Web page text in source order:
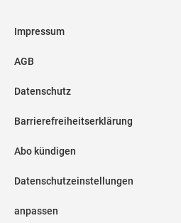
Impressum
AGB
Datenschutz
Barrierefreiheitserklärung
Abo kündigen
Datenschutzeinstellungen
anpassen